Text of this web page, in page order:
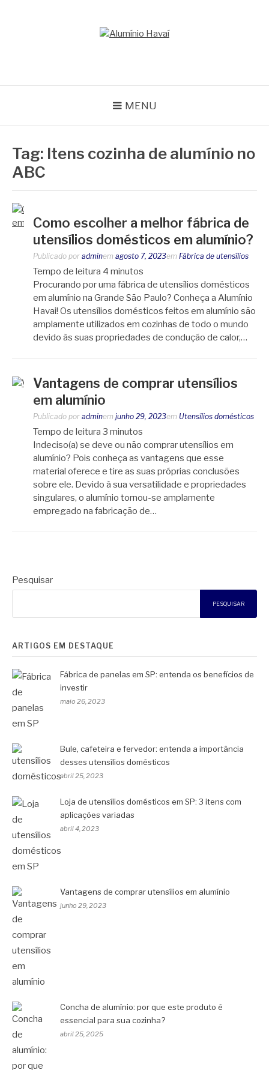
MENU
Tag: Itens cozinha de alumínio no
ABC
Como escolher a melhor fábrica de
utensílios domésticos em alumínio?
Publicado por adminem agosto 7, 2023em Fábrica de utensílios
Tempo de leitura 4 minutos
Procurando por uma fábrica de utensílios domésticos
em alumínio na Grande São Paulo? Conheça a Alumínio
Havai! Os utensílios domésticos feitos em alumínio são
amplamente utilizados em cozinhas de todo o mundo
devido às suas propriedades de condução de calor,…
Vantagens de comprar utensílios
em alumínio
Publicado por adminem junho 29, 2023em Utensílios domésticos
Tempo de leitura 3 minutos
Indeciso(a) se deve ou não comprar utensílios em
alumínio? Pois conheça as vantagens que esse
material oferece e tire as suas próprias conclusões
sobre ele. Devido à sua versatilidade e propriedades
singulares, o alumínio tornou-se amplamente
empregado na fabricação de…
Pesquisar
PESQUISAR
ARTIGOS EM DESTAQUE
Fábrica de panelas em SP: entenda os benefícios de
investir
maio 26, 2023
Bule, cafeteira e fervedor: entenda a importância
desses utensílios domésticos
abril 25, 2023
Loja de utensílios domésticos em SP: 3 itens com
aplicações variadas
abril 4, 2023
Vantagens de comprar utensílios em alumínio
junho 29, 2023
Concha de alumínio: por que este produto é
essencial para sua cozinha?
abril 25, 2025